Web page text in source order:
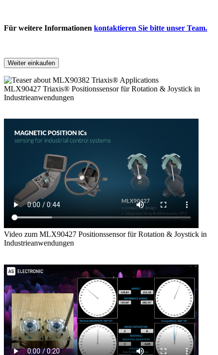
Für weitere Informationen kontaktieren Sie bitte unser Team.
Weiter einkaufen
MLX90427 Triaxis® Positionssensor für Rotation & Joystick in
Industrieanwendungen
Video zum MLX90427 Positionssensor für Rotation & Joystick in
Industrieanwendungen